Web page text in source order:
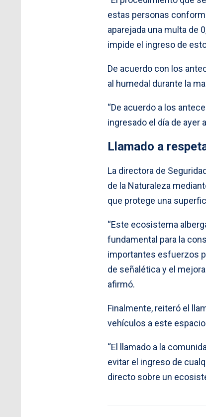
estas personas
aparejada una multa de
impide el ingreso de
De acuerdo con los
al humedal durante la
“De acuerdo a los
ingresado el día de ayer
Llamado a
La directora de
de la Naturaleza
que protege una
“Este ecosistema
fundamental para la
importantes esfuerzos
de señalética y el
afirmó.
Finalmente, reiteró el
vehículos a este
“El llamado a la
evitar el ingreso de
directo sobre un